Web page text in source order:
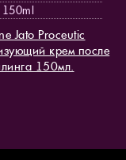
Jato Proceutic
крем после
150мл.